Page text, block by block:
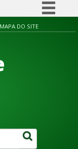
à informação
MAPA DO SITE